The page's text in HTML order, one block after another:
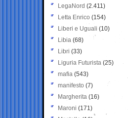
LegaNord (2.411)
Letta Enrico (154)
Liberi e Uguali (10)
Libia (68)
Libri (33)
Liguria Futurista (25)
mafia (543)
manifesto (7)
Margherita (16)
Maroni (171)